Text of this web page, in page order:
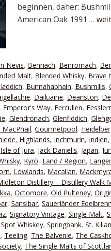
beginnen, daher:
American Oak 1991 …
Nevis, Benriach, Benromach,
Malt, Blended Whisky, Brave
, Bunnahabhain, Bushmills,
, Dailuaine, Deanston,
, Emperor's Way, Fercullen,
, Glendronach, Glenfiddich,
, Gourmetpool,
, Highlands, Inchmurin, Indien,
Isle of Jura, Jack Daniel's, Japan,
, Kyrö, Land / Region,
, Lowlands, Macallan,
Distillery – Distillery Walk
, Octomore, Old Pulteney,
, Sansibar, Sauerländer
, Signatory Vintage, Single Malt,
Spot Whiskey, Springbank, St.
, Teeling, The Balvenie, The
, The Single Malts of